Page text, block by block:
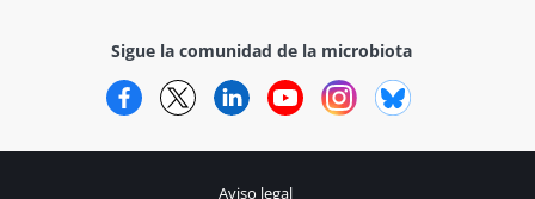
Sigue la comunidad de la microbiota
FacebookTwitterLinkedInYouTubeInstagram
Aviso legal